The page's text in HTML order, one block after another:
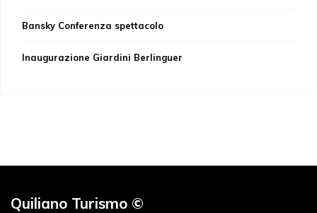
Bansky Conferenza spettacolo
Inaugurazione Giardini Berlinguer
Quiliano Turismo ©